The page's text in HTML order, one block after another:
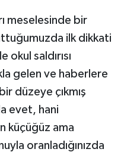
meselesinde bir
ilk dikkati
okul saldırısı
gelen ve haberlere
düzeye çıkmış
evet, hani
küçüğüz ama
oranladığınızda